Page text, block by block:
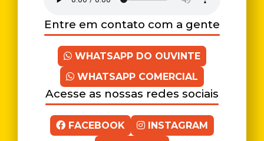
Entre em contato com a gente
WHATSAPP DO OUVINTE
WHATSAPP COMERCIAL
Acesse as nossas redes sociais
FACEBOOK
INSTAGRAM